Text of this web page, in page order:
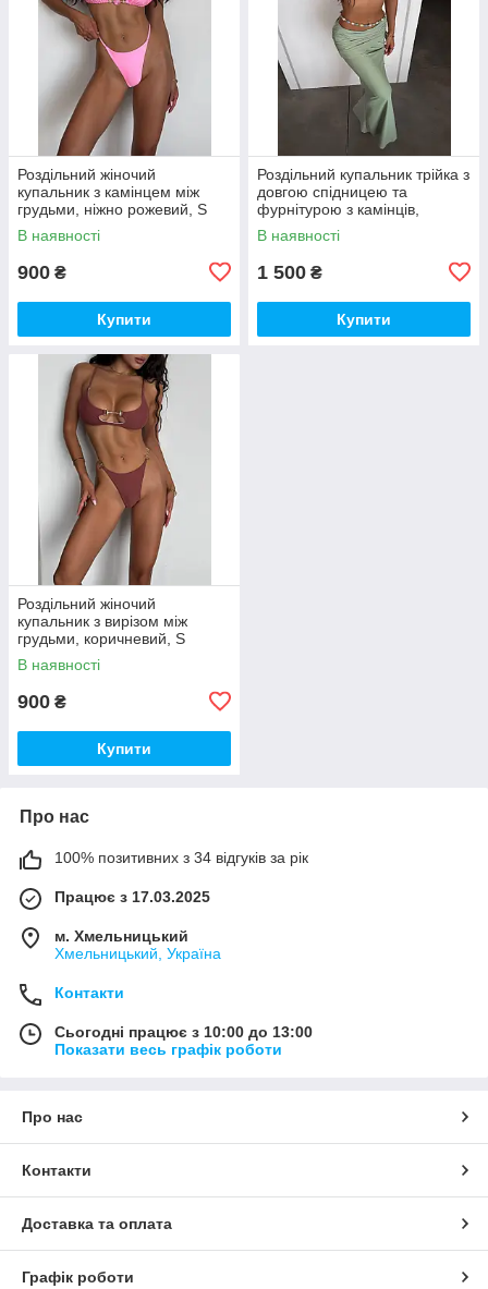
Роздільний жіночий
купальник з камінцем між
грудьми, ніжно рожевий, S
В наявності
900 ₴
Купити
Роздільний купальник трійка з
довгою спідницею та
фурнітурою з камінців,
фісташка, S
В наявності
1 500 ₴
Купити
Роздільний жіночий
купальник з вирізом між
грудьми, коричневий, S
В наявності
900 ₴
Купити
Про нас
100% позитивних з 34 відгуків за рік
Працює з 17.03.2025
м. Хмельницький
Хмельницький, Україна
Контакти
Сьогодні працює з 10:00 до 13:00
Показати весь графік роботи
Про нас
Контакти
Доставка та оплата
Графік роботи